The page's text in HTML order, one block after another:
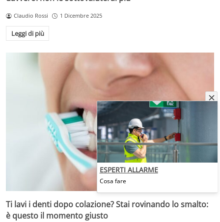
Claudio Rossi 1 Dicembre 2025
Leggi di più
Ti lavi i denti dopo colazione? Stai rovinando lo smalto:
è questo il momento giusto
ESPERTI ALLARME
Cosa fare